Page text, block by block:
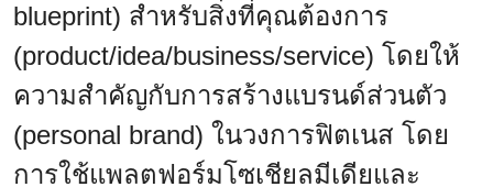
blueprint) สำหรับสิ่งที่คุณต้องการ
(product/idea/business/service) โดยให้
ความสำคัญกับการสร้างแบรนด์ส่วนตัว
(personal brand) ในวงการฟิตเนส โดย
การใช้แพลตฟอร์มโซเชียลมีเดียและ